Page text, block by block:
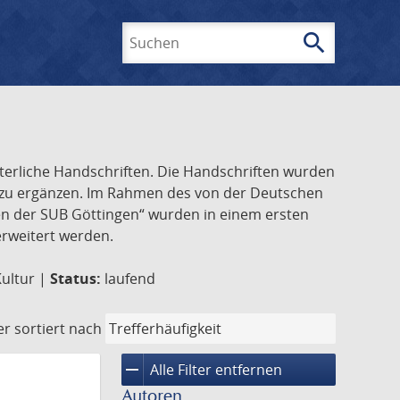
search
Handschriften. Die Handschriften wurden
ergänzen. Im Rahmen des von der Deutschen
SUB Göttingen“ wurden in einem ersten
werden.
| Status: laufend
sortiert nach
remove Alle Filter entfernen